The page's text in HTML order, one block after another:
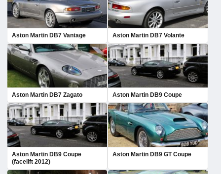
Aston Martin DB7 Vantage Aston Martin DB7 Volante
Aston Martin DB7 Zagato Aston Martin DB9 Coupe
Aston Martin DB9 Coupe
(facelift 2012)
Aston Martin DB9 GT Coupe